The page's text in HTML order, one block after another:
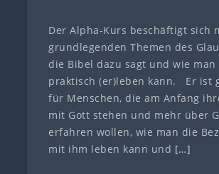
Der Alpha-Kurs beschäftigt sich
grundlegenden Themen des
die Bibel dazu sagt und wie man
praktisch (er)leben kann. Er ist
für Menschen, die am Anfang
mit Gott stehen und mehr über
erfahren wollen, wie man die
mit ihm leben kann und […]